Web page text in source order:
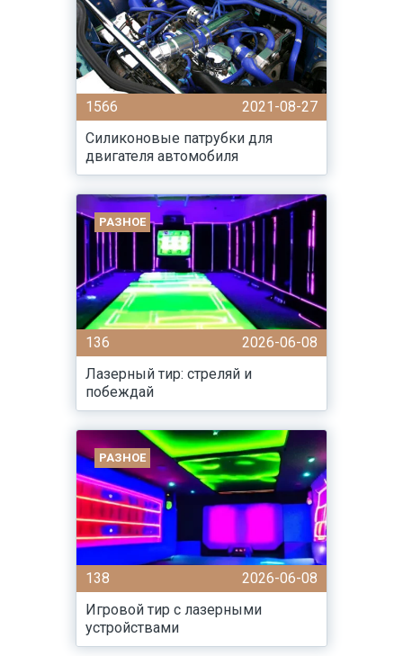
1566
2021-08-27
Силиконовые патрубки для
двигателя автомобиля
РАЗНОЕ
136
2026-06-08
Лазерный тир: стреляй и
побеждай
РАЗНОЕ
138
2026-06-08
Игровой тир с лазерными
устройствами